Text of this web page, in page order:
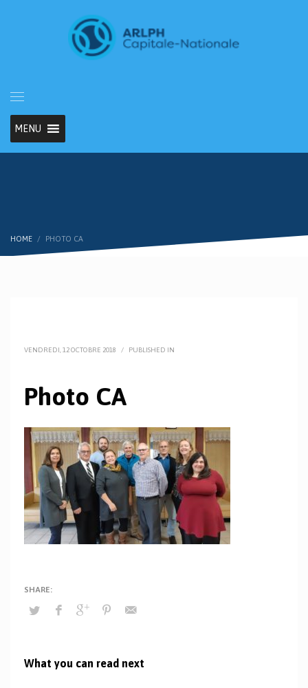
MENU
HOME PHOTO CA
VENDREDI, 12 OCTOBRE 2018 / PUBLISHED IN
Photo CA
What you can read next